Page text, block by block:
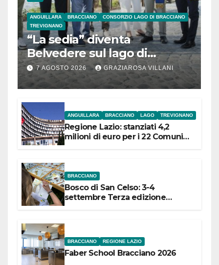
ANGUILLARA BRACCIANO
CONSORZIO LAGO DI BRACCIANO
TREVIGNANO
“La sedia” diventa
Belvedere sul lago di
Bracciano: ieri
l’inaugurazione
7 AGOSTO 2026 GRAZIAROSA VILLANI
ANGUILLARA BRACCIANO LAGO TREVIGNANO
Regione Lazio: stanziati 4,2
milioni di euro per i 22 Comuni
BRACCIANO
Bosco di San Celso: 3-4
settembre Terza edizione
BRACCIANO REGIONE LAZIO
Faber School Bracciano 2026